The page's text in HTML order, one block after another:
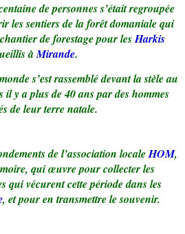
de personnes s’était regroupée
les sentiers de la forêt domaniale qui
de forestage pour lesHarkis
àMirande.
s’est rassemblé devant la stèle au
il y a plus de 40 ans par des hommes
de leur terre natale.
de l’association localeHOM,
qui œuvre pour collecter les
qui vécurent cette période dans les
, et pour en transmettre le souvenir.